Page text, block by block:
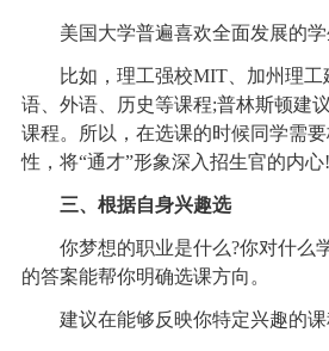
美国大学普遍喜欢全面发展的学
比如，理工强校MIT、加州理工
语、外语、历史等课程;普林斯顿建
课程。所以，在选课的时候同学需
性，将“通才”形象深入招生官的内心!
三、根据自身兴趣选
你梦想的职业是什么?你对什么
的答案能帮你明确选课方向。
建议在能够反映你特定兴趣的课